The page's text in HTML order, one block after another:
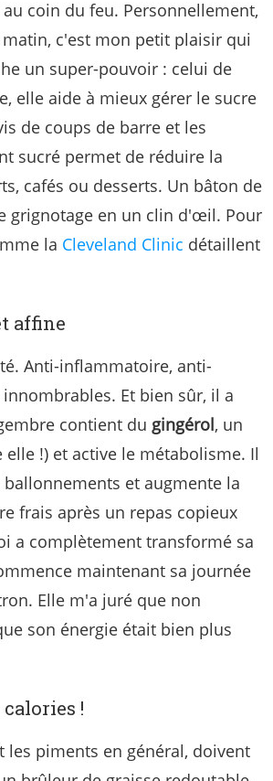
coin du feu. Personnellement,
c'est mon petit plaisir qui
un super-pouvoir : celui de
elle aide à mieux gérer le sucre
de coups de barre et les
sucré permet de réduire la
cafés ou desserts. Un bâton de
grignotage en un clin d'œil. Pour
la Cleveland Clinic détaillent
affine
Anti-inflammatoire, anti-
Et bien sûr, il a
contient du gingérol, un
!) et active le métabolisme. Il
et augmente la
frais après un repas copieux
a complètement transformé sa
maintenant sa journée
Elle m'a juré que non
son énergie était bien plus
!
les piments en général, doivent